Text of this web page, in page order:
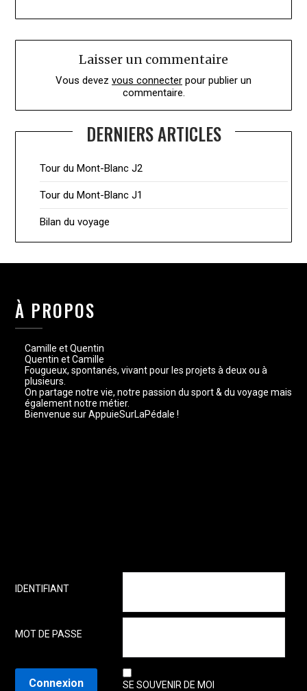
Laisser un commentaire
Vous devez vous connecter pour publier un
commentaire.
DERNIERS ARTICLES
Tour du Mont-Blanc J2
Tour du Mont-Blanc J1
Bilan du voyage
À PROPOS
Camille et Quentin
Quentin et Camille
Fougueux, spontanés, vivant pour les projets à deux ou à
plusieurs.
On partage notre vie, notre passion du sport & du voyage mais
également notre métier.
Bienvenue sur AppuieSurLaPédale !
IDENTIFIANT
MOT DE PASSE
SE SOUVENIR DE MOI